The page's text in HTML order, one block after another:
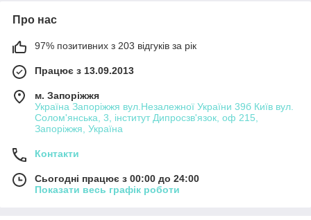
Про нас
97% позитивних з 203 відгуків за рік
Працює з 13.09.2013
м. Запоріжжя
Україна Запоріжжя вул.Незалежної України 39б Київ вул.
Солом'янська, 3, інститут Дипросзв'язок, оф 215,
Запоріжжя, Україна
Контакти
Сьогодні працює з 00:00 до 24:00
Показати весь графік роботи